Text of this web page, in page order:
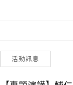
活動訊息